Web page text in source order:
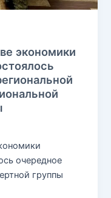
экономики
очередное
группы